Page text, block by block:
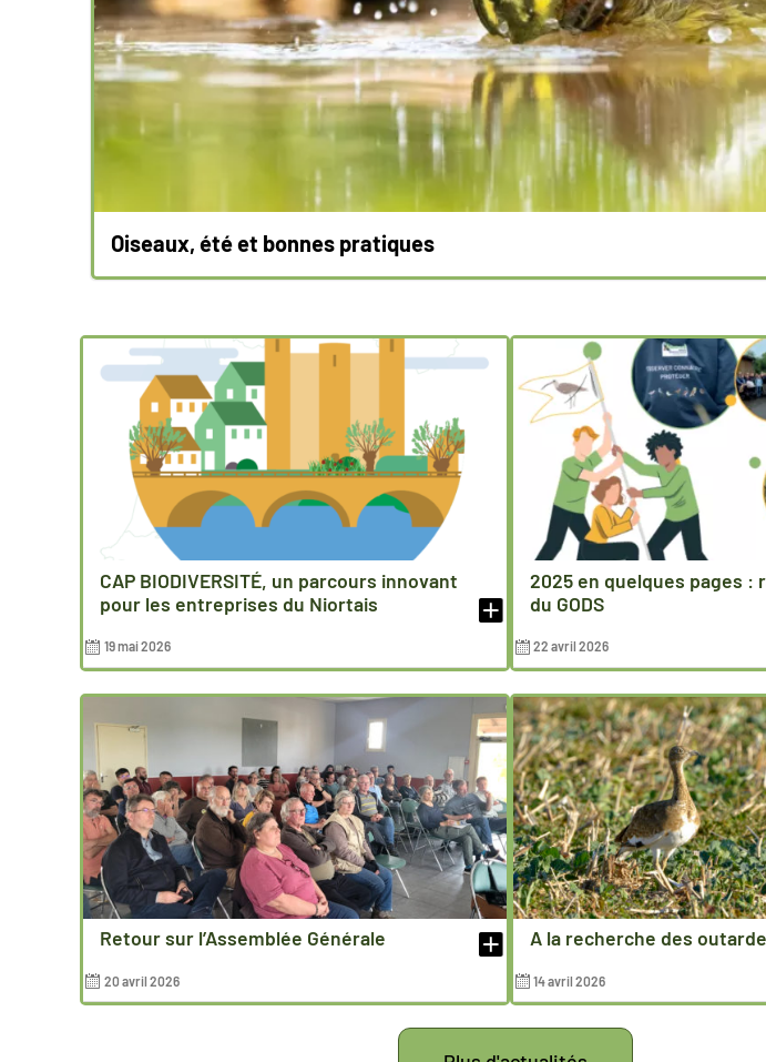
Oiseaux, été et bonnes pratiques
CAP BIODIVERSITÉ, un parcours innovant
pour les entreprises du Niortais
19 mai 2026
2025 en quelques pages :
du GODS
22 avril 2026
Retour sur l’Assemblée Générale
20 avril 2026
A la recherche des
14 avril 2026